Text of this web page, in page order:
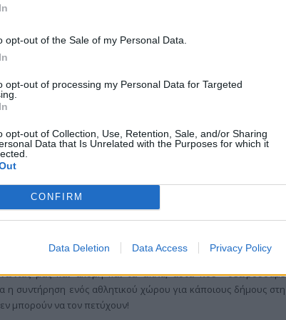
opt-out of the Sale of my Personal Data.
opt-out of processing my Personal Data for Targeted
opt-out of Collection, Use, Retention, Sale, and/or Sharing
Data that Is Unrelated with the Purposes for which it
CONFIRM
Data Deletion Data Access Privacy Policy
θέσεων εργασίας
Κιλκίς πραγματοποίησε την Παρασκευή 21 Μαρτίου, ο
Τονικίδης, συνοδευόμενος απο τους υποψήφιους
«Κιλκίς – Δήμος ΑΞΙΩΝ», Ευθύμη Παπαδόπουλο και
και συμμετοχή
τις δημοτικές εκλογές , η κρίση καλά κρατεί, η ανεργία έχει
μας και ακόμη και τα απλά, αυτά που θεωρούσαμε
η συντήρηση ενός αθλητικού χώρου για κάποιους δήμους στη
μπορούν να τον πετύχουν!